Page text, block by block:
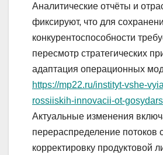
Аналитические отчёты и
фиксируют, что для
конкурентоспособности
пересмотр стратегических
адаптация операционных
https://mp22.ru/instityt-vshe-
rossiiskih-innovacii-ot-
Актуальные изменения
перераспределение потоков
корректировку продуктовой